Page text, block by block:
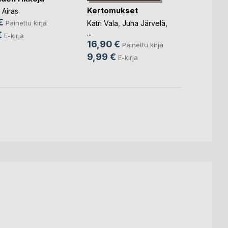
Painettu kirja
E-kirja
Kertomukset
Katri Vala Juha Järvelä
...
16,90 € Painettu kirja
9,99 € E-kirja